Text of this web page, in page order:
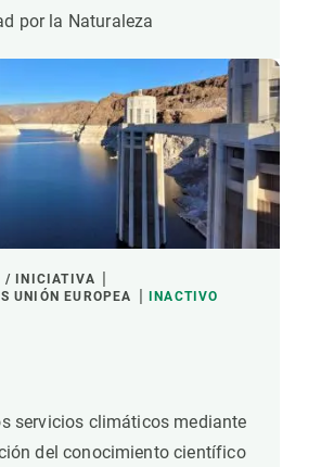
por la Naturaleza
/ INICIATIVA
UNIÓN EUROPEA
INACTIVO
servicios climáticos mediante
del conocimiento científico